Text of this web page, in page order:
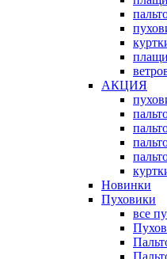
плащи
АКЦИЯ
Новинки
Пуховики
все